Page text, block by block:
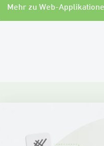
Mehr zu Web-